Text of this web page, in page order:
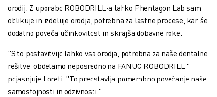
orodij. Z uporabo ROBODRILL-a lahko Phentagon Lab sam
oblikuje in izdeluje orodja, potrebna za lastne procese, kar še
dodatno poveča učinkovitost in skrajša dobavne roke.
"S to postavitvijo lahko vsa orodja, potrebna za naše dentalne
rešitve, obdelamo neposredno na FANUC ROBODRILL,"
pojasnjuje Loreti. "To predstavlja pomembno povečanje naše
samostojnosti in odzivnosti."